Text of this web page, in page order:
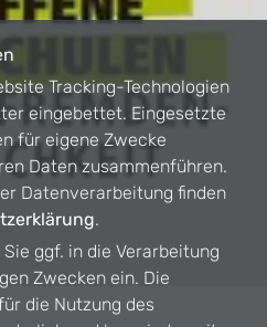
Tracking-Technologien
eingebettet. Eingesetzte
für eigene Zwecke
Daten zusammenführen.
Datenverarbeitung finden
.
ggf. in die Verarbeitung
Zwecken ein. Die
die Nutzung des